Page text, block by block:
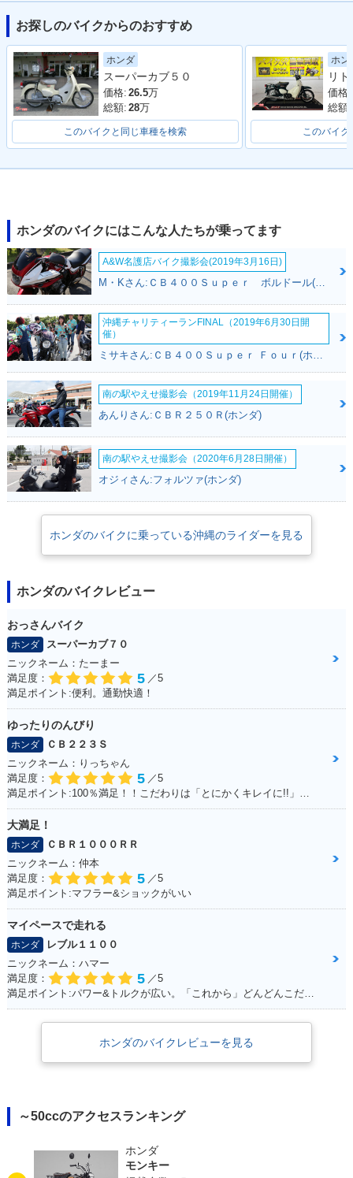
2020年 Super Cub
50 「天気の子」ve
r.・特別・限定仕様
2019年 Super Cub
50 Street・特別・限
定仕様
2019年 Super Cub
50 60周年アニバー
サリー・特別・限定
仕様
50・フルモデルチェ
ンジ
50・フルモデルチェ
ンジ
ル・特別・限定仕様
2007年 Super Cub
ナーチェンジ
2007年 Super Cub
2007年 Super Cub
2002年 Super Cub
50 STREET仕様・
2002年 Super Cub
50 Standard・マイ
2002年 Super Cub
50 Deluxe・マイナ
2002年 Super Cub
50 Custom・マイナ
ーチェンジ
2001年 Super Cub
ーチェンジ
1999年 Super Cub
1999年 Super Cub
1998年 Super Cub
1998年 Super Cub
50 Deluxe・マイナ
ーチェンジ
お探しのバイクからのおすすめ
ホンダ
スーパーカブ５０
価格: 26.5万
総額: 28万
このバイクと同じ車種を検索
ホン
価格:
総額:
このバイ
ホンダのバイクにはこんな人たちが乗ってます
A&W名護店バイク撮影会(2019年3月16日)
M・Kさん:ＣＢ４００Ｓｕｐｅｒ ボルドール(ホンダ)
沖縄チャリティーランFINAL（2019年6月30日開
催）
南の駅やえせ撮影会（2019年11月24日開催）
あんりさん:ＣＢＲ２５０Ｒ(ホンダ)
南の駅やえせ撮影会（2020年6月28日開催）
オジィさん:フォルツァ(ホンダ)
ホンダのバイクに乗っている沖縄のライダーを見る
ホンダのバイクレビュー
おっさんバイク
ホンダ
スーパーカブ７０
ニックネーム：たーまー
満足度：
5 ／5
満足ポイント:便利。通勤快適！
ゆったりのんびり
ホンダ
ＣＢ２２３Ｓ
ニックネーム：りっちゃん
満足度：
5 ／5
満足ポイント:100％満足！！こだわりは「とにかくキレイに!!」乗っていること
大満足！
ホンダ
ＣＢＲ１０００ＲＲ
ニックネーム：仲本
満足度：
5 ／5
満足ポイント:マフラー&ショックがいい
マイペースで走れる
ホンダ
レブル１１００
ニックネーム：ハマー
満足度：
5 ／5
満足ポイント:パワー&トルクが広い。「これから」どんどんこだわっていくのが楽しみ！
ホンダのバイクレビューを見る
～50ccのアクセスランキング
ホンダ
モンキー